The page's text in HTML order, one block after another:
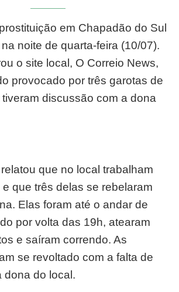
em Chapadão do Sul
noite de quarta-feira (10/07).
o site local, O Correio News,
provocado por três garotas de
discussão com a dona
que no local trabalham
que três delas se rebelaram
Elas foram até o andar de
por volta das 19h, atearam
e saíram correndo. As
se revoltado com a falta de
dona do local.